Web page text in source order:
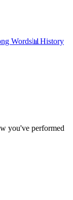
Words📊 History
you've performed